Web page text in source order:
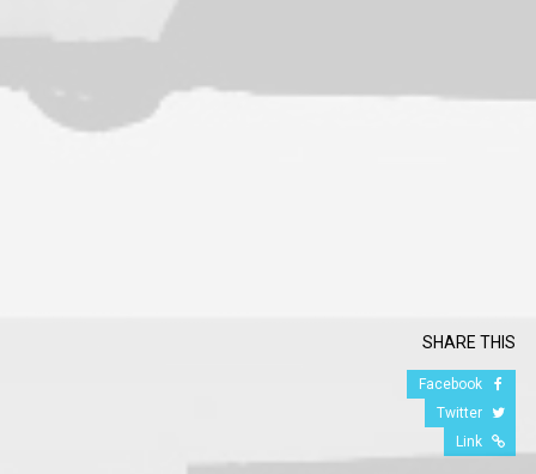
SHARE THIS
Facebook
Twitter
Link